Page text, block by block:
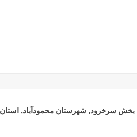
سرخرود, شهرستان محمودآباد, استان